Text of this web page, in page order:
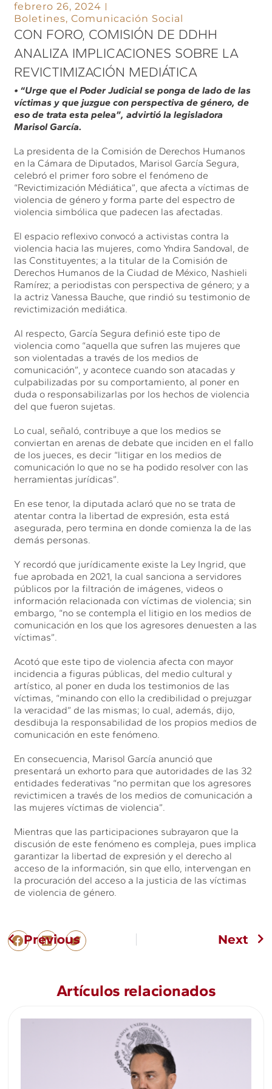
febrero 26, 2024
Boletines,Comunicación Social
CON FORO, COMISIÓN DE DDHH
ANALIZA IMPLICACIONES SOBRE LA
REVICTIMIZACIÓN MEDIÁTICA
• “Urge que el Poder Judicial se ponga de lado de las
víctimas y que juzgue con perspectiva de género, de
eso de trata esta pelea”, advirtió la legisladora
Marisol García.
La presidenta de la Comisión de Derechos Humanos
en la Cámara de Diputados, Marisol García Segura,
celebró el primer foro sobre el fenómeno de
“Revictimización Médiática”, que afecta a víctimas de
violencia de género y forma parte del espectro de
violencia simbólica que padecen las afectadas.
El espacio reflexivo convocó a activistas contra la
violencia hacia las mujeres, como Yndira Sandoval, de
las Constituyentes; a la titular de la Comisión de
Derechos Humanos de la Ciudad de México, Nashieli
Ramírez; a periodistas con perspectiva de género; y a
la actriz Vanessa Bauche, que rindió su testimonio de
revictimización mediática.
Al respecto, García Segura definió este tipo de
violencia como “aquella que sufren las mujeres que
son violentadas a través de los medios de
comunicación”, y acontece cuando son atacadas y
culpabilizadas por su comportamiento, al poner en
duda o responsabilizarlas por los hechos de violencia
del que fueron sujetas.
Lo cual, señaló, contribuye a que los medios se
conviertan en arenas de debate que inciden en el fallo
de los jueces, es decir “litigar en los medios de
comunicación lo que no se ha podido resolver con las
herramientas jurídicas”.
En ese tenor, la diputada aclaró que no se trata de
atentar contra la libertad de expresión, esta está
asegurada, pero termina en donde comienza la de las
demás personas.
Y recordó que jurídicamente existe la Ley Ingrid, que
fue aprobada en 2021, la cual sanciona a servidores
públicos por la filtración de imágenes, videos o
información relacionada con víctimas de violencia; sin
embargo, “no se contempla el litigio en los medios de
comunicación en los que los agresores denuesten a las
víctimas”.
Acotó que este tipo de violencia afecta con mayor
incidencia a figuras públicas, del medio cultural y
artístico, al poner en duda los testimonios de las
víctimas, “minando con ello la credibilidad o prejuzgar
la veracidad” de las mismas; lo cual, además, dijo,
desdibuja la responsabilidad de los propios medios de
comunicación en este fenómeno.
En consecuencia, Marisol García anunció que
presentará un exhorto para que autoridades de las 32
entidades federativas “no permitan que los agresores
revictimicen a través de los medios de comunicación a
las mujeres víctimas de violencia”.
Mientras que las participaciones subrayaron que la
discusión de este fenómeno es compleja, pues implica
garantizar la libertad de expresión y el derecho al
acceso de la información, sin que ello, intervengan en
la procuración del acceso a la justicia de las víctimas
de violencia de género.
Previous Next
Artículos relacionados